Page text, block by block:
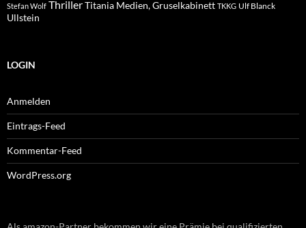
Stefan Wolf ThrillerTitania Medien, Gruselkabinett TKKG Ulf Blanck
Ullstein
LOGIN
Anmelden
Eintrags-Feed
Kommentar-Feed
WordPress.org